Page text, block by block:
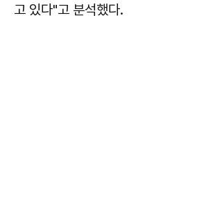
고 있다"고 분석했다.